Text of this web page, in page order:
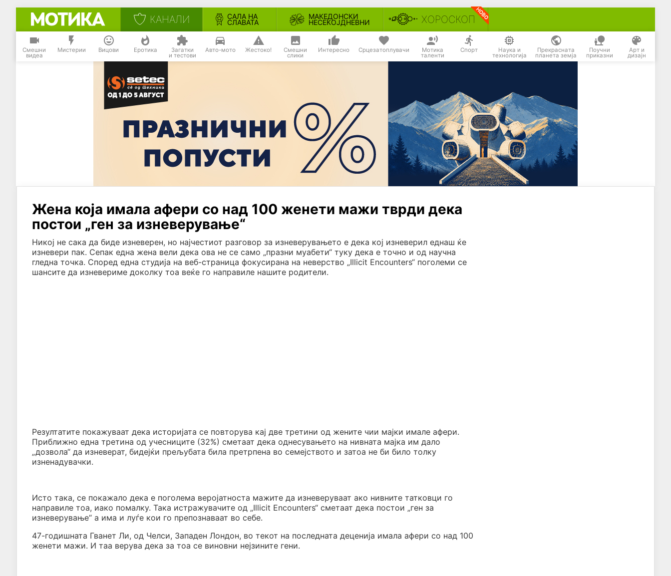
КАНАЛИ САЛА НА
СЛАВАТА
МАКЕДОНСКИ
НЕСЕКОЈДНЕВНИ ХОРОСКОП
Смешни
видеа
Мистерии Вицови Еротика Загатки
и тестови
Авто-мото Жестоко! Смешни
слики
Интересно Срцезатоплувачи Мотика
таленти
Спорт Наука и
технологија
Прекрасната
планета земја
Поучни
приказни
Арт и
дизајн
Жена која имала афери со над 100 женети мажи тврди дека
постои „ген за изневерување“
Никој не сака да биде изневерен, но најчестиот разговор за изневерувањето е дека кој изневерил еднаш ќе
изневери пак. Сепак една жена вели дека ова не се само „празни муабети“ туку дека е точно и од научна
гледна точка. Според една студија на веб-страница фокусирана на неверство „Illicit Encounters“ поголеми се
шансите да изневериме доколку тоа веќе го направиле нашите родители.
Резултатите покажуваат дека историјата се повторува кај две третини од жените чии мајки имале афери.
Приближно една третина од учесниците (32%) сметаат дека однесувањето на нивната мајка им дало
„дозвола“ да изневерат, бидејќи прељубата била претрпена во семејството и затоа не би било толку
изненадувачки.
Исто така, се покажало дека е поголема веројатноста мажите да изневеруваат ако нивните татковци го
направиле тоа, иако помалку. Така истражувачите од „Illicit Encounters“ сметаат дека постои „ген за
изневерување“ а има и луѓе кои го препознаваат во себе.
47-годишната Гванет Ли, од Челси, Западен Лондон, во текот на последната деценија имала афери со над 100
женети мажи. И таа верува дека за тоа се виновни нејзините гени.